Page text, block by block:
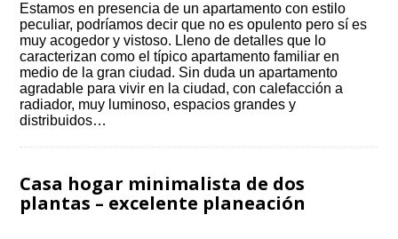
Estamos en presencia de un apartamento con estilo
peculiar, podríamos decir que no es opulento pero sí es
muy acogedor y vistoso. Lleno de detalles que lo
caracterizan como el típico apartamento familiar en
medio de la gran ciudad. Sin duda un apartamento
agradable para vivir en la ciudad, con calefacción a
radiador, muy luminoso, espacios grandes y
distribuidos…
Casa hogar minimalista de dos
plantas – excelente planeación